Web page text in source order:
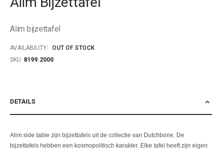
the
gallery
Alim bijzettafel
AVAILABILITY:
OUT OF STOCK
SKU 8199.2000
DETAILS
Alim side table zijn bijzettafels uit de collectie van Dutchbone. De
bijzettafels hebben een kosmopolitisch karakter. Elke tafel heeft zijn eigen